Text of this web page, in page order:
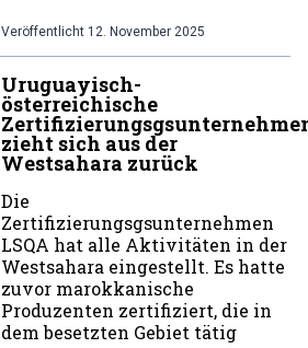
Veröffentlicht 12. November 2025
Uruguayisch-
österreichische
zieht sich aus der
Westsahara zurück
Die
Zertifizierungsgsunternehmen
LSQA hat alle Aktivitäten in der
Westsahara eingestellt. Es hatte
zuvor marokkanische
Produzenten zertifiziert, die in
dem besetzten Gebiet tätig